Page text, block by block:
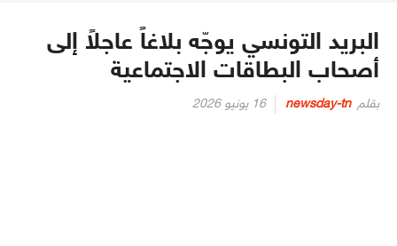
البريد التونسي يوجّه بلاغاً عاجلاً إلى
أصحاب البطاقات الاجتماعية
بقلم newsday-tn
Posted
16 يونيو 2026